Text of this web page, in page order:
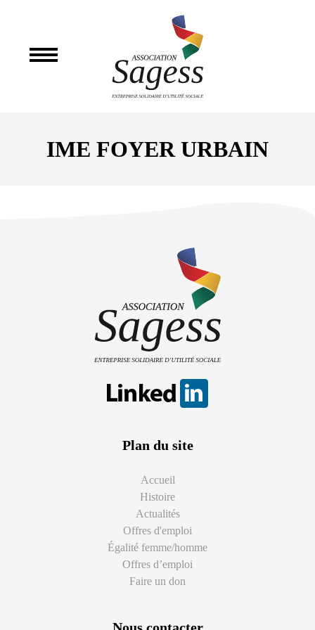
IME FOYER URBAIN
Plan du site
Accueil
Histoire
Actualités
Offres d'emploi
Égalité femme/homme
Offres d’emploi
Faire un don